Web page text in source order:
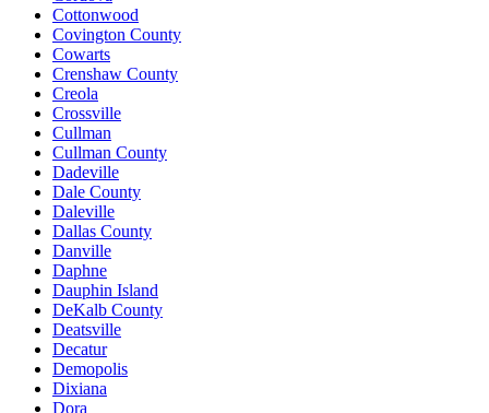
Cottonwood
Covington County
Cowarts
Crenshaw County
Creola
Crossville
Cullman
Cullman County
Dadeville
Dale County
Daleville
Dallas County
Danville
Daphne
Dauphin Island
DeKalb County
Deatsville
Decatur
Demopolis
Dixiana
Dora